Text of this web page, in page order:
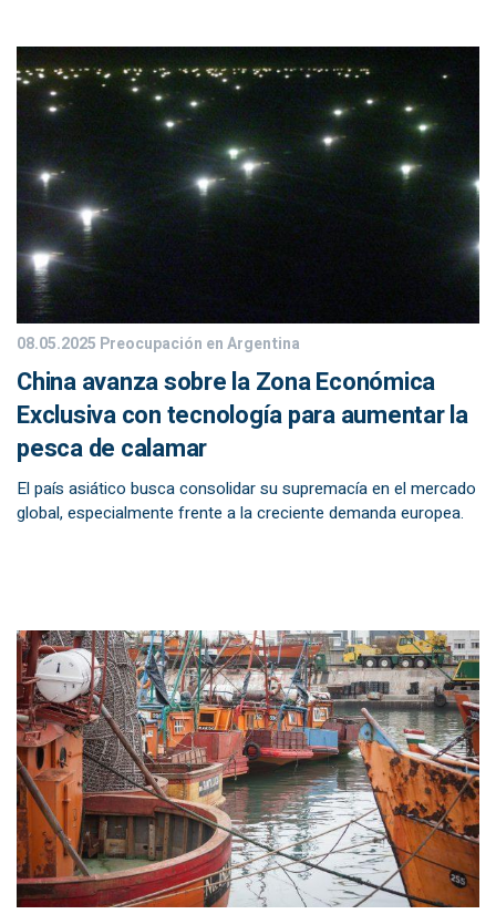
08.05.2025 Preocupación en Argentina
China avanza sobre la Zona Económica
Exclusiva con tecnología para aumentar la
pesca de calamar
El país asiático busca consolidar su supremacía en el mercado
global, especialmente frente a la creciente demanda europea.